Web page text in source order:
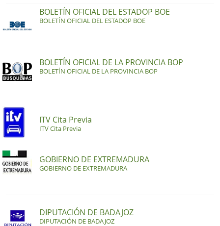
BOLETÍN OFICIAL DEL ESTADOP BOE
BOLETÍN OFICIAL DEL ESTADOP BOE
BOLETÍN OFICIAL DE LA PROVINCIA BOP
BOLETÍN OFICIAL DE LA PROVINCIA BOP
ITV Cita Previa
ITV Cita Previa
GOBIERNO DE EXTREMADURA
GOBIERNO DE EXTREMADURA
DIPUTACIÓN DE BADAJOZ
DIPUTACIÓN DE BADAJOZ